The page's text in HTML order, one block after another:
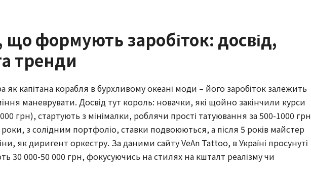
формують заробіток: досвід,
тренди
як капітана корабля в бурхливому океані моди – його заробіток залежить
маневрувати. Досвід тут король: новачки, які щойно закінчили курси
грн), стартують з мінімалки, роблячи прості татуювання за 500-1000 грн
роки, з солідним портфоліо, ставки подвоюються, а після 5 років майстер
як диригент оркестру. За даними сайту VeAn Tattoo, в Україні просунуті
30 000-50 000 грн, фокусуючись на стилях на кшталт реалізму чи